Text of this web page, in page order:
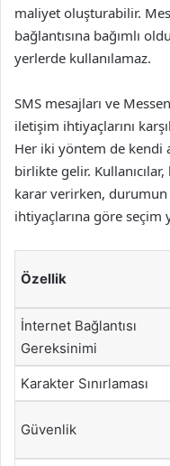
maliyet oluşturabilir.
bağlantısına bağımlı
yerlerde kullanılamaz.
SMS mesajları ve
iletişim ihtiyaçlarını
Her iki yöntem de kendi
birlikte gelir.
karar verirken,
ihtiyaçlarına göre seçim
Özellik
İnternet Bağlantısı
Gereksinimi
Karakter Sınırlaması
Güvenlik